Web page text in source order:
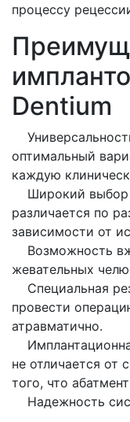
процессу
Dentium
оптимальный
каждую
Широкий выбор
различается по
зависимости от
Возможность
жевательных
Специальная
провести
атравматично.
не отличается от
того, что
Надежность